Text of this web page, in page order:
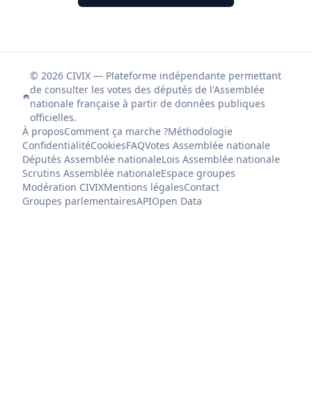
© 2026 CIVIX — Plateforme indépendante permettant
de consulter les votes des députés de l'Assemblée
nationale française à partir de données publiques
officielles.
À proposComment ça marche ?Méthodologie
ConfidentialitéCookiesFAQVotes Assemblée nationale
Députés Assemblée nationaleLois Assemblée nationale
Scrutins Assemblée nationaleEspace groupes
Modération CIVIXMentions légalesContact
Groupes parlementairesAPIOpen Data